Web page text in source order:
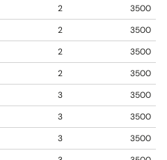
2
3500
2
3500
2
3500
2
3500
3
3500
3
3500
3
3500